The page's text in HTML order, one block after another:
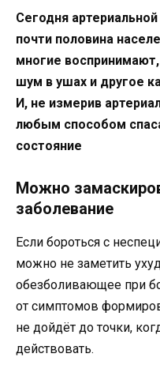
Сегодня
почти половина
многие
шум в ушах и другое
И, не измерив
любым способом
состояние
Можно
заболевание
Если бороться с
можно не заметить
обезболивающее при
от симптомов
не дойдёт до точки,
действовать.